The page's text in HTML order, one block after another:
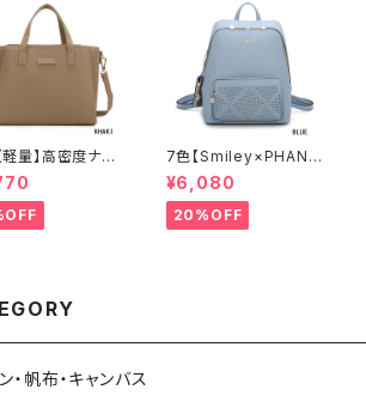
軽量】高密度ナイ
肩がけ ショルダ
出勤 A6206
7色【Smiley×PHANU
EL】ポーチ付 リュックサ
ック リュックレディース
カジュアル おしゃれ 通
学 旅行 A8937-1
¥6,080
20%OFF
・帆布・キャンバス